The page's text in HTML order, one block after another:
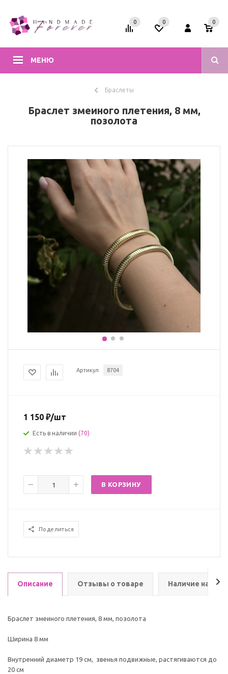
МЕНЮ
0 0 0
Браслеты
Браслет змеиного плетения, 8 мм,
позолота
Артикул 8704
1 150 ₽/шт
Есть в наличии (70)
В КОРЗИНУ
Поделиться
Описание Отзывы о товаре Наличие на
Браслет змеиного плетения, 8 мм, позолота
Ширина 8 мм
Внутренний диаметр 19 см, звенья подвижные, растягиваются до
20 см